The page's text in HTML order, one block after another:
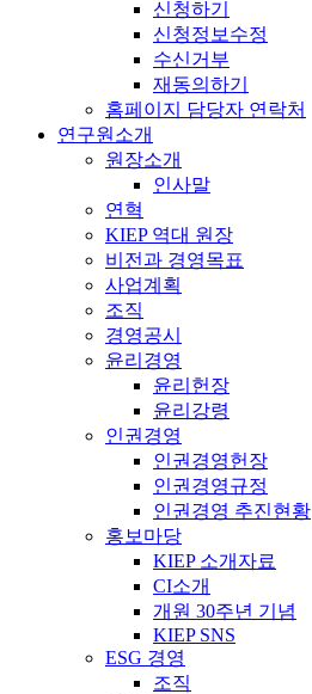
신청하기
신청정보수정
수신거부
재동의하기
홈페이지 담당자 연락처
연구원소개
원장소개
인사말
연혁
KIEP 역대 원장
비전과 경영목표
사업계획
조직
경영공시
윤리경영
윤리헌장
윤리강령
인권경영
인권경영헌장
인권경영규정
인권경영 추진현황
홍보마당
KIEP 소개자료
CI소개
개원 30주년 기념
KIEP SNS
ESG 경영
조직